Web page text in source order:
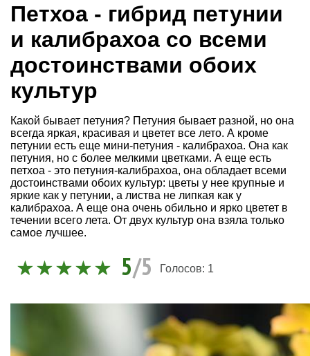
Петхоа - гибрид петунии
и калибрахоа со всеми
достоинствами обоих
культур
Какой бывает петуния? Петуния бывает разной, но она
всегда яркая, красивая и цветет все лето. А кроме
петунии есть еще мини-петуния - калибрахоа. Она как
петуния, но с более мелкими цветками. А еще есть
петхоа - это петуния-калибрахоа, она обладает всеми
достоинствами обоих культур: цветы у нее крупные и
яркие как у петунии, а листва не липкая как у
калибрахоа. А еще она очень обильно и ярко цветет в
течении всего лета. От двух культур она взяла только
самое лучшее.
5/5 Голосов: 1